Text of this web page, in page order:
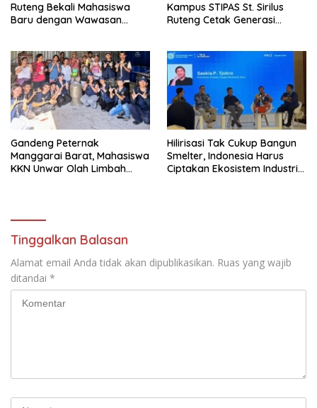
Ruteng Bekali Mahasiswa
Baru dengan Wawasan
Kampus STIPAS St. Sirilus
Ruteng Cetak Generasi
Gandeng Peternak
Manggarai Barat, Mahasiswa
KKN Unwar Olah Limbah
Hilirisasi Tak Cukup Bangun
Smelter, Indonesia Harus
Ciptakan Ekosistem Industri
Tinggalkan Balasan
Alamat email Anda tidak akan dipublikasikan. Ruas yang wajib
ditandai *